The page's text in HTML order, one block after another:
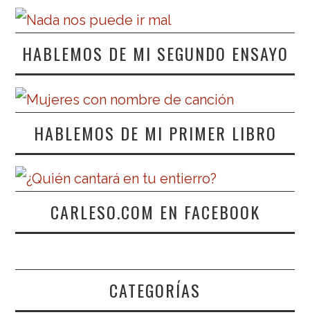
HABLEMOS DE MI SEGUNDO ENSAYO
HABLEMOS DE MI PRIMER LIBRO
CARLESO.COM EN FACEBOOK
CATEGORÍAS